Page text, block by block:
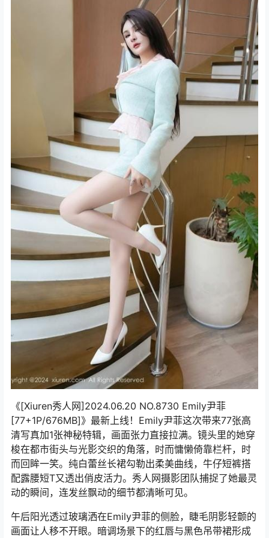
《[Xiuren秀人网]2024.06.20 NO.8730 Emily尹菲
[77+1P/676MB]》最新上线！Emily尹菲这次带来77张高
清写真加1张神秘特辑，画面张力直接拉满。镜头里的她穿
梭在都市街头与光影交织的角落，时而慵懒倚靠栏杆，时
而回眸一笑。纯白蕾丝长裙勾勒出柔美曲线，牛仔短裤搭
配露腰短T又透出俏皮活力。秀人网摄影团队捕捉了她最灵
动的瞬间，连发丝飘动的细节都清晰可见。
午后阳光透过玻璃洒在Emily尹菲的侧脸，睫毛阴影轻颤的
画面让人移不开眼。暗调场景下的红唇与黑色吊带裙形成